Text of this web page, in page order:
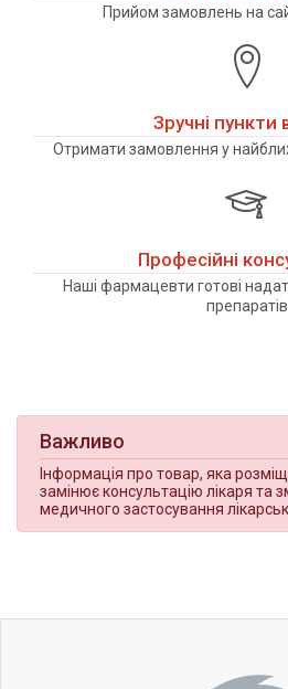
Прийом замовлень на
Зручні пункти
Отримати замовлення у
Професійні
Наші фармацевти готові
препаратів
Важливо
Інформація про товар, яка
замінює консультацію лікаря та
медичного застосування